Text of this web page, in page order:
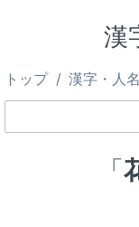
漢
トップ 漢字・人名
「